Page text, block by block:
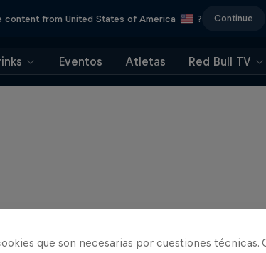
content from United States of America ? Continue
Eventos Atletas Red Bull TV
que son necesarias por cuestiones técnicas.